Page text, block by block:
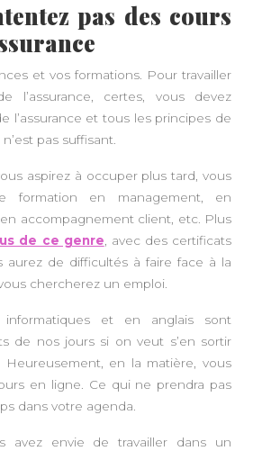
pas des cours
et vos formations. Pour travailler
l’assurance, certes, vous devez
l’assurance et tous les principes de
pas suffisant.
aspirez à occuper plus tard, vous
formation en management, en
accompagnement client, etc. Plus
de ce genre , avec des certificats
aurez de difficultés à faire face à la
chercherez un emploi.
et en anglais sont
de nos jours si on veut s’en sortir
Heureusement, en la matière, vous
en ligne. Ce qui ne prendra pas
dans votre agenda.
avez envie de travailler dans un